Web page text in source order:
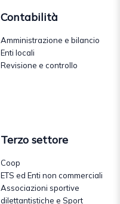
Contabilità
Amministrazione e bilancio
Enti locali
Revisione e controllo
Terzo settore
Coop
ETS ed Enti non commerciali
Associazioni sportive
dilettantistiche e Sport